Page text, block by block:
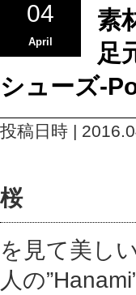
04
April
素
足
シューズ-
投稿日時 |
桜
を見て美し
人の